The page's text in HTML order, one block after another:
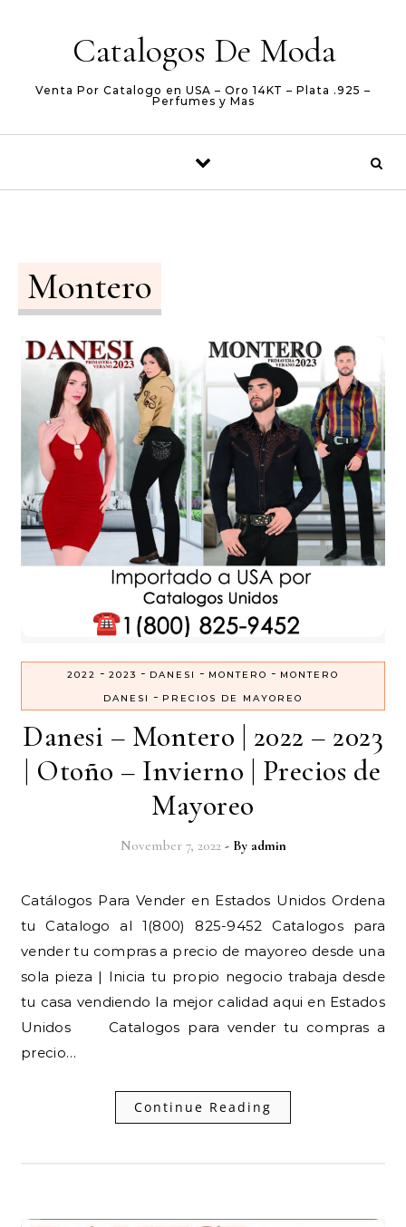
Catalogos De Moda
Venta Por Catalogo en USA – Oro 14KT – Plata .925 –
Perfumes y Mas
Montero
2022 - 2023 - DANESI - MONTERO - MONTERO
DANESI
- PRECIOS DE MAYOREO
Danesi – Montero | 2022 – 2023
| Otoño – Invierno | Precios de
Mayoreo
November 7, 2022 - By admin
Catálogos Para Vender en Estados Unidos Ordena
tu Catalogo al 1(800) 825-9452 Catalogos para
vender tu compras a precio de mayoreo desde una
sola pieza | Inicia tu propio negocio trabaja desde
tu casa vendiendo la mejor calidad aqui en Estados
Unidos Catalogos para vender tu compras a
precio…
Continue Reading